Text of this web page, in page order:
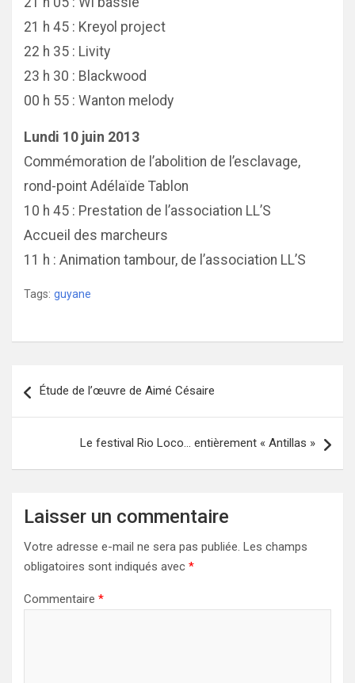
21 h 45 : Kreyol project
22 h 35 : Livity
23 h 30 : Blackwood
00 h 55 : Wanton melody
Lundi 10 juin 2013
Commémoration de l’abolition de l’esclavage,
rond-point Adélaïde Tablon
10 h 45 : Prestation de l’association LL’S
Accueil des marcheurs
11 h : Animation tambour, de l’association LL’S
Tags: guyane
de
Étude de l’œuvre de Aimé Césaire
Le festival Rio Loco… entièrement « Antillas »
Laisser un commentaire
Votre adresse e-mail ne sera pas publiée. Les champs
obligatoires sont indiqués avec *
Commentaire *